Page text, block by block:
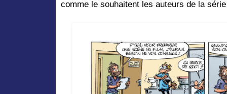
comme le souhaitent les auteurs de la